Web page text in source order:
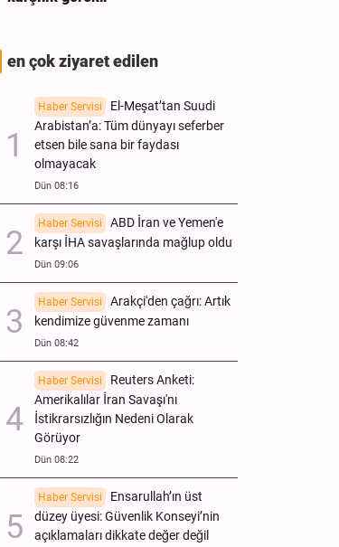
en çok ziyaret edilen
Haber Servisi
El-Meşat’tan Suudi
Arabistan’a: Tüm dünyayı seferber
etsen bile sana bir faydası
olmayacak
Dün 08:16
Haber Servisi
ABD İran ve Yemen'e
karşı İHA savaşlarında mağlup oldu
Dün 09:06
Haber Servisi
Arakçi'den çağrı: Artık
kendimize güvenme zamanı
Dün 08:42
Haber Servisi
Reuters Anketi:
Amerikalılar İran Savaşı'nı
İstikrarsızlığın Nedeni Olarak
Görüyor
Dün 08:22
Haber Servisi
Ensarullah’ın üst
düzey üyesi: Güvenlik Konseyi’nin
açıklamaları dikkate değer değil